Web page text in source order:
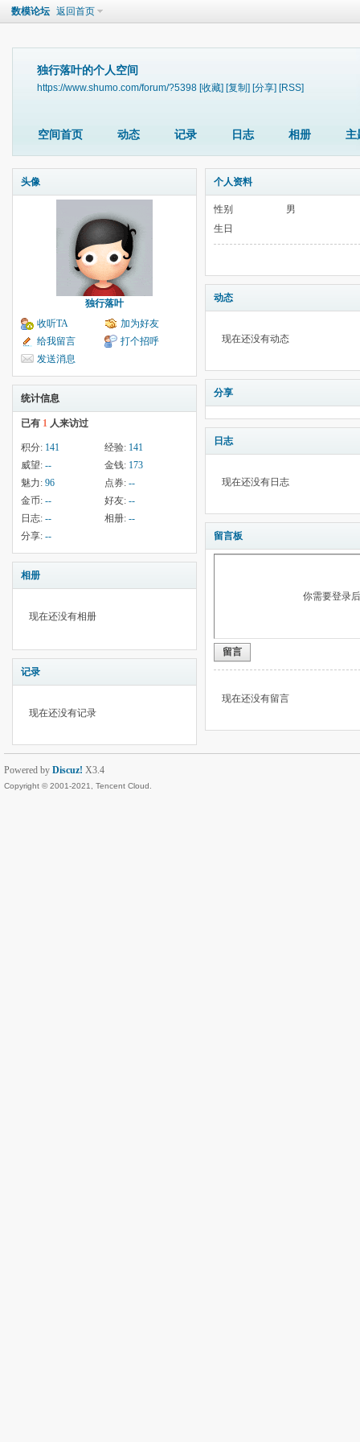
数模论坛 返回首页
独行落叶的个人空间
https://www.shumo.com/forum/?5398 [收藏] [复制] [分享] [RSS]
空间首页 动态 记录 日志 相册 主
头像
独行落叶
收听TA
加为好友
给我留言
打个招呼
发送消息
统计信息
已有 1 人来访过
积分: 141 经验: 141
威望: -- 金钱: 173
魅力: 96 点券: --
金币: -- 好友: --
日志: -- 相册: --
分享: --
相册
现在还没有相册
记录
现在还没有记录
个人资料
性别
男
生日
动态
现在还没有动态
分享
日志
现在还没有日志
留言板
你需要登录
留言
现在还没有留言
Powered by Discuz! X3.4
Copyright © 2001-2021, Tencent Cloud.